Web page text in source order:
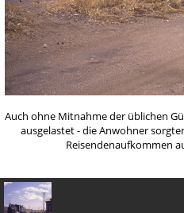
Auch ohne Mitnahme der üblichen
ausgelastet - die Anwohner
Reisendenaufkommen